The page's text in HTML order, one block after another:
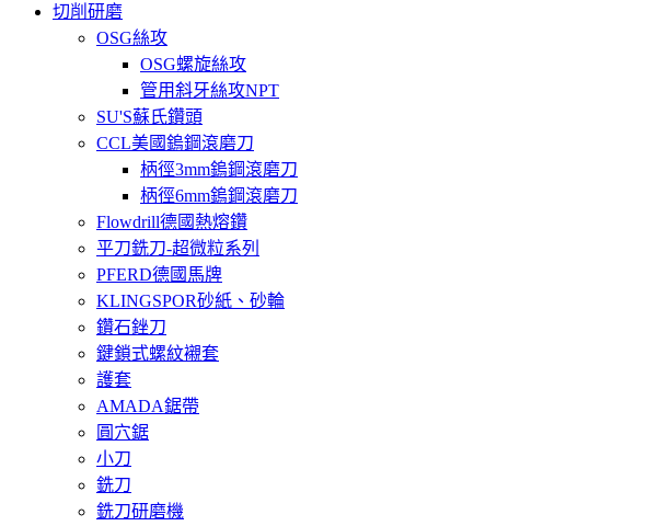
切削研磨
OSG絲攻
OSG螺旋絲攻
管用斜牙絲攻NPT
SU'S蘇氏鑽頭
CCL美國鎢鋼滾磨刀
柄徑3mm鎢鋼滾磨刀
柄徑6mm鎢鋼滾磨刀
Flowdrill德國熱熔鑽
平刀銑刀-超微粒系列
PFERD德國馬牌
KLINGSPOR砂紙、砂輪
鑽石銼刀
鍵鎖式螺紋襯套
護套
AMADA鋸帶
圓穴鋸
小刀
銑刀
銑刀研磨機